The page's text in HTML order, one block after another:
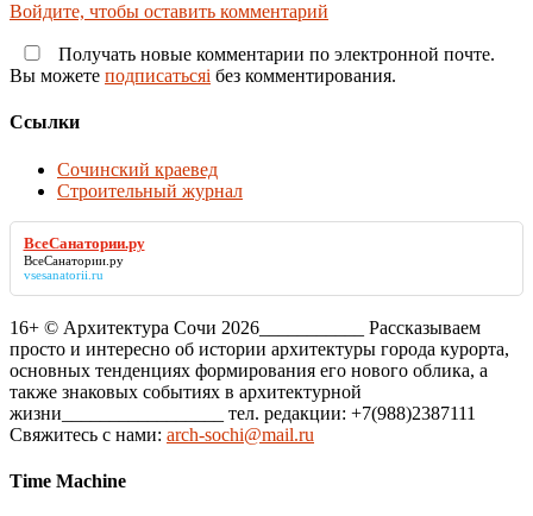
Войдите, чтобы оставить комментарий
Получать новые комментарии по электронной почте.
Вы можете подписатьсяi без комментирования.
Ссылки
Сочинский краевед
Строительный журнал
ВсеСанатории.ру
ВсеСанатории.ру
vsesanatorii.ru
16+ © Архитектура Сочи 2026___________ Рассказываем
просто и интересно об истории архитектуры города курорта,
основных тенденциях формирования его нового облика, а
также знаковых событиях в архитектурной
жизни_________________ тел. редакции: +7(988)2387111
Свяжитесь с нами: arch-sochi@mail.ru
Time Machine